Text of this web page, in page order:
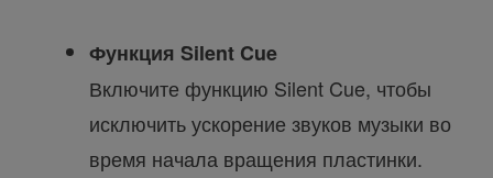
Функция Silent Cue
Включите функцию Silent Cue, чтобы
исключить ускорение звуков музыки во
время начала вращения пластинки.